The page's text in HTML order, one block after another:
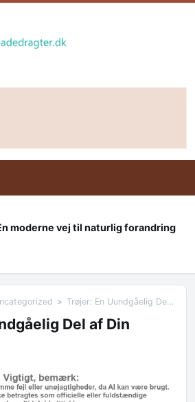
moderne vej til naturlig forandring
Trøjer: En Uundgåelig Del af Din Garderobe
Del af Din